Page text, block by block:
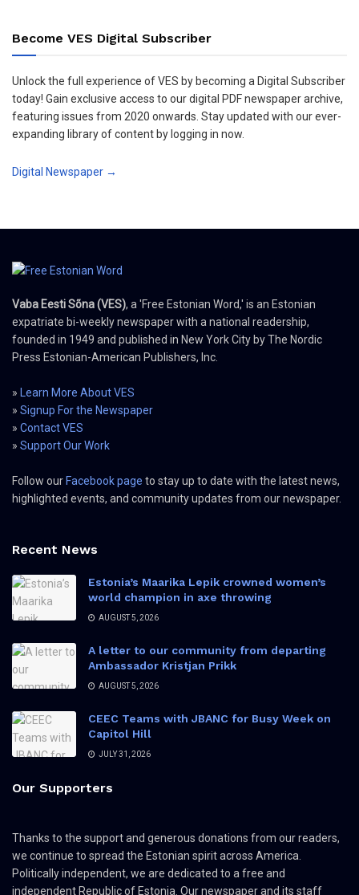
Become VES Digital Subscriber
Unlock the full experience of VES by becoming a Digital Subscriber
today! Gain exclusive access to our digital PDF newspaper archive,
featuring issues from 2020 onwards. Stay updated with our ever-
expanding library of content by logging in now.
Digital Newspaper →
Vaba Eesti Sõna (VES), a 'Free Estonian Word,' is an Estonian
expatriate bi-weekly newspaper with a national readership,
founded in 1949 and published in New York City by The Nordic
Press Estonian-American Publishers, Inc.
» Learn More About VES
» Signup For the Newspaper
» Contact VES
» Support Our Work
Follow our Facebook page to stay up to date with the latest news,
highlighted events, and community updates from our newspaper.
Recent News
Estonia’s Maarika Lepik crowned women’s
world champion in axe throwing
AUGUST 5, 2026
A letter to our community from departing
Ambassador Kristjan Prikk
AUGUST 5, 2026
CEEC Teams with JBANC for Busy Week on
Capitol Hill
JULY 31, 2026
Our Supporters
Thanks to the support and generous donations from our readers,
we continue to spread the Estonian spirit across America.
Politically independent, we are dedicated to a free and
independent Republic of Estonia. Our newspaper and its staff